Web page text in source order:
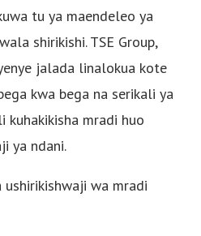
tu ya maendeleo ya
shirikishi. TSE Group,
jalada linalokua kote
kwa bega na serikali ya
kuhakikisha mradi huo
ya ndani.
wa mradi